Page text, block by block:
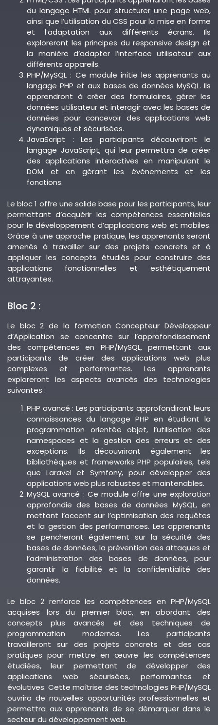
du langage HTML pour structurer une page web,
ainsi que l’utilisation du CSS pour la mise en forme
et l’adaptation aux différents écrans. Ils
exploreront les principes du responsive design et
la manière d’adapter l’interface utilisateur aux
différents appareils.
PHP/MySQL : Ce module initie les apprenants au
langage PHP et aux bases de données MySQL. Ils
apprendront à créer des formulaires, gérer les
données utilisateur et interagir avec les bases de
données pour concevoir des applications web
dynamiques et sécurisées.
JavaScript : Les participants découvriront le
langage JavaScript, qui leur permettra de créer
des applications interactives en manipulant le
DOM et en gérant les événements et les
fonctions.
Le bloc 1 offre une solide base pour les participants, leur
permettant d’acquérir les compétences essentielles
pour le développement d’applications web et mobiles.
Grâce à une approche pratique, les apprenants seront
amenés à travailler sur des projets concrets et à
appliquer les concepts étudiés pour construire des
applications fonctionnelles et esthétiquement
attrayantes.
Bloc 2 :
Le bloc 2 de la formation Concepteur Développeur
d’Application se concentre sur l’approfondissement
des compétences en PHP/MySQL, permettant aux
participants de créer des applications web plus
complexes et performantes. Les apprenants
exploreront les aspects avancés des technologies
suivantes :
PHP avancé : Les participants approfondiront leurs
connaissances du langage PHP en étudiant la
programmation orientée objet, l’utilisation des
namespaces et la gestion des erreurs et des
exceptions. Ils découvriront également les
bibliothèques et frameworks PHP populaires, tels
que Laravel et Symfony, pour développer des
applications web plus robustes et maintenables.
MySQL avancé : Ce module offre une exploration
approfondie des bases de données MySQL, en
mettant l’accent sur l’optimisation des requêtes
et la gestion des performances. Les apprenants
se pencheront également sur la sécurité des
bases de données, la prévention des attaques et
l’administration des bases de données, pour
garantir la fiabilité et la confidentialité des
données.
Le bloc 2 renforce les compétences en PHP/MySQL
acquises lors du premier bloc, en abordant des
concepts plus avancés et des techniques de
programmation modernes. Les participants
travailleront sur des projets concrets et des cas
pratiques pour mettre en œuvre les compétences
étudiées, leur permettant de développer des
applications web sécurisées, performantes et
évolutives. Cette maîtrise des technologies PHP/MySQL
ouvrira de nouvelles opportunités professionnelles et
permettra aux apprenants de se démarquer dans le
secteur du développement web.